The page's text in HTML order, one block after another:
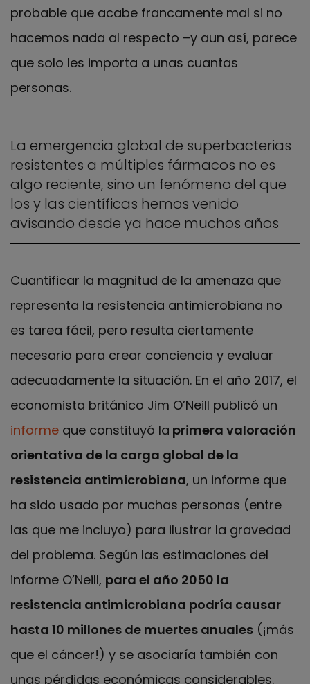
probable que acabe francamente mal si no
hacemos nada al respecto –y aun así, parece
que solo les importa a unas cuantas
personas.
La emergencia global de superbacterias
resistentes a múltiples fármacos no es
algo reciente, sino un fenómeno del que
los y las científicas hemos venido
avisando desde ya hace muchos años
Cuantificar la magnitud de la amenaza que
representa la resistencia antimicrobiana no
es tarea fácil, pero resulta ciertamente
necesario para crear conciencia y evaluar
adecuadamente la situación. En el año 2017, el
economista británico Jim O’Neill publicó un
informe que constituyó la primera valoración
orientativa de la carga global de la
resistencia antimicrobiana, un informe que
ha sido usado por muchas personas (entre
las que me incluyo) para ilustrar la gravedad
del problema. Según las estimaciones del
informe O’Neill, para el año 2050 la
resistencia antimicrobiana podría causar
hasta 10 millones de muertes anuales (¡más
que el cáncer!) y se asociaría también con
unas pérdidas económicas considerables.